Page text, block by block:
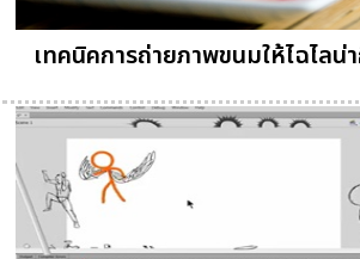
เทคนิคการถ่ายภาพขนมให้ไฉไลน่